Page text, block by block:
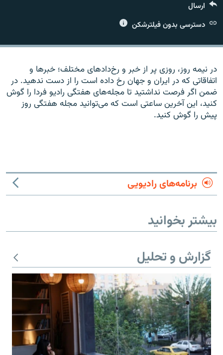
ارسال
دسترسی بدون فیلترشکن
در نیمه روز، روزی پر از خبر و رخ‌دادهای مختلف؛ خبرها و
اتفاقاتی که در ایران و جهان رخ داده است را از دست ندهید. در
ضمن اگر فرصت نداشتید تا مجله‌های هفتگی رادیو فردا را گوش
کنید، این آخرین ساعتی است که می‌توانید مجله هفتگی روز
پیش را گوش کنید.
برنامه‌های رادیویی
بیشتر بخوانید
گزارش و تحلیل